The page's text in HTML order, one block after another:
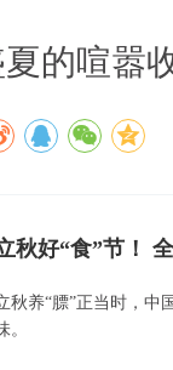
的喧嚣
秋好“食”节！
秋养“膘”正当时，中
。